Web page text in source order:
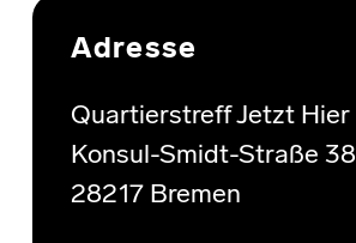
Adresse
Quartierstreff Jetzt Hier
Konsul-Smidt-Straße 38
28217 Bremen